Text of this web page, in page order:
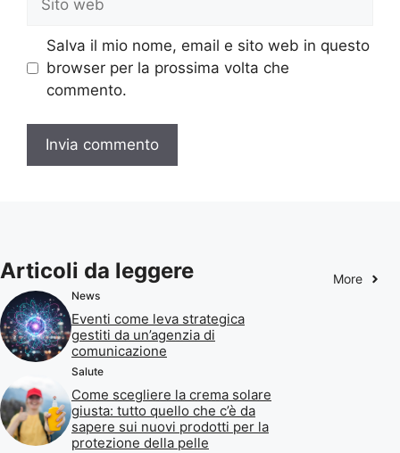
web
Salva il mio nome, email e sito web in questo
browser per la prossima volta che
commento.
Articoli da leggere More
News
Eventi come leva strategica
gestiti da un’agenzia di
comunicazione
Salute
Come scegliere la crema solare
giusta: tutto quello che c’è da
sapere sui nuovi prodotti per la
protezione della pelle